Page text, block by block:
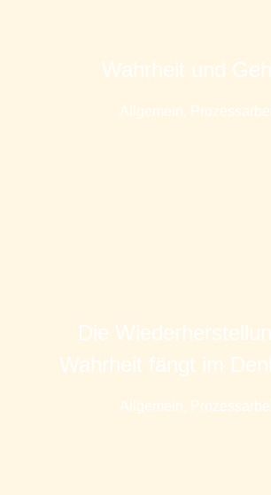
Wahrheit und
Allgemein,
Die
Wahrheit fängt im
Allgemein,